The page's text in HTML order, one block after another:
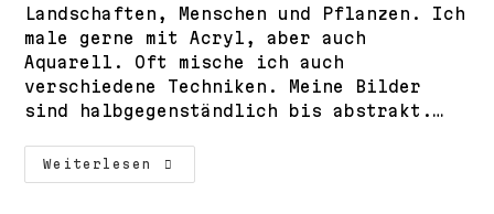
Landschaften, Menschen und Pflanzen. Ich
male gerne mit Acryl, aber auch
Aquarell. Oft mische ich auch
verschiedene Techniken. Meine Bilder
sind halbgegenständlich bis abstrakt.…
Weiterlesen
Jünger
Monika